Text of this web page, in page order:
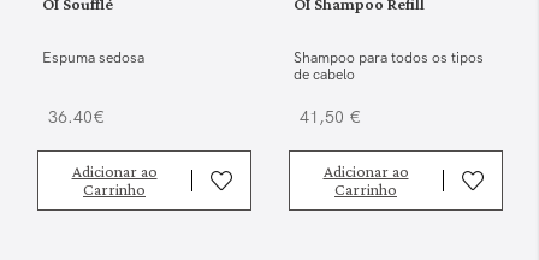
Espuma sedosa
36.40€
Adicionar ao
Carrinho
Shampoo para todos os tipos
de cabelo
41,50 €
Adicionar ao
Carrinho